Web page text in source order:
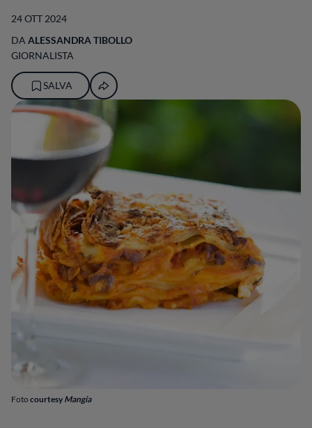
Foto courtesy Mangia
24 OTT 2024
DA ALESSANDRA TIBOLLO
GIORNALISTA
SALVA